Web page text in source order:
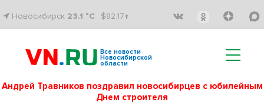
Новосибирск 23.1 °C $82.17↑
Все новости
Новосибирской
области
Андрей Травников поздравил новосибирцев с юбилейным
Днем строителя